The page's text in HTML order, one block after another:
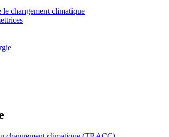
le changement climatique